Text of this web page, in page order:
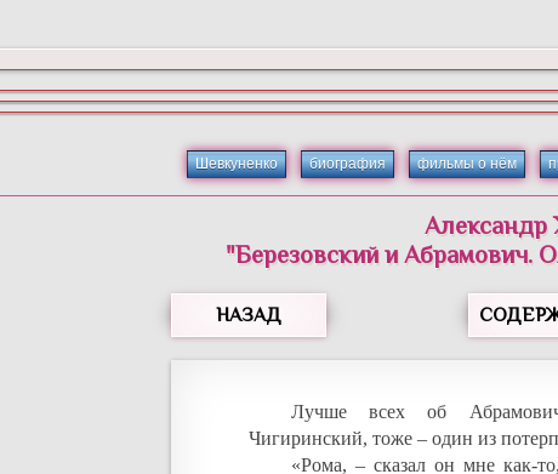
Шевкуненко биография фильмы о нём
"Березовский и Абрамович.
НАЗАД
Лучше всех об
Чигиринский, тоже – один из
«Рома, – сказал он мне как-